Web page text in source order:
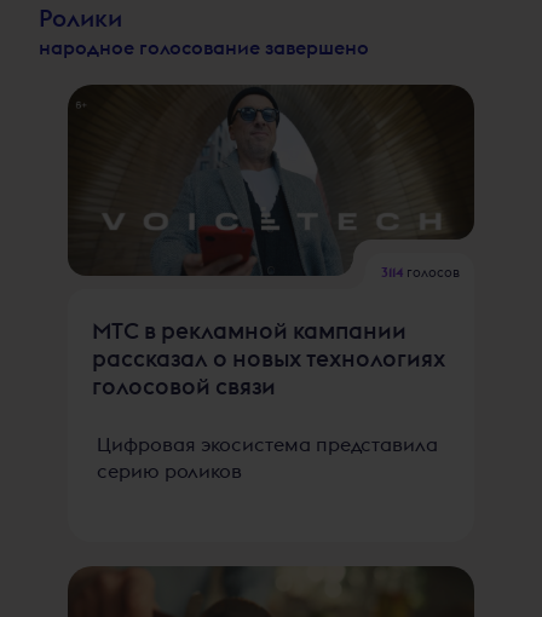
Ролики
народное голосование завершено
3114голосов
МТС в рекламной кампании
рассказал о новых технологиях
голосовой связи
Цифровая экосистема представила
серию роликов